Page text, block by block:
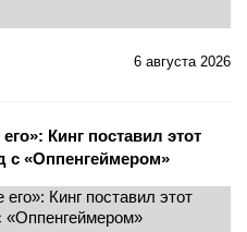
6 августа 2026
Кинг поставил этот
с «Оппенгеймером»